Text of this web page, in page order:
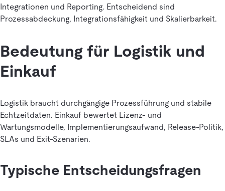
Integrationen und Reporting. Entscheidend sind
Prozessabdeckung, Integrationsfähigkeit und Skalierbarkeit.
Bedeutung für Logistik und
Einkauf
Logistik braucht durchgängige Prozessführung und stabile
Echtzeitdaten. Einkauf bewertet Lizenz- und
Wartungsmodelle, Implementierungsaufwand, Release-Politik,
SLAs und Exit-Szenarien.
Typische Entscheidungsfragen